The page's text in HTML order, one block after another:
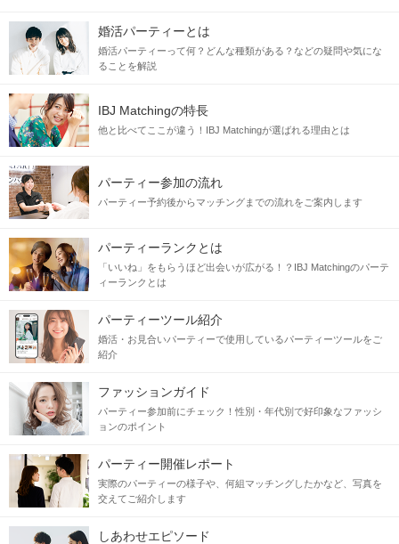
婚活パーティーとは
婚活パーティーって何？どんな種類がある？などの疑問や気にな
ることを解説
IBJ Matchingの特長
他と比べてここが違う！IBJ Matchingが選ばれる理由とは
パーティー参加の流れ
パーティー予約後からマッチングまでの流れをご案内します
パーティーランクとは
「いいね」をもらうほど出会いが広がる！？IBJ Matchingのパーテ
ィーランクとは
パーティーツール紹介
婚活・お見合いパーティーで使用しているパーティーツールをご
紹介
ファッションガイド
パーティー参加前にチェック！性別・年代別で好印象なファッシ
ョンのポイント
パーティー開催レポート
実際のパーティーの様子や、何組マッチングしたかなど、写真を
交えてご紹介します
しあわせエピソード